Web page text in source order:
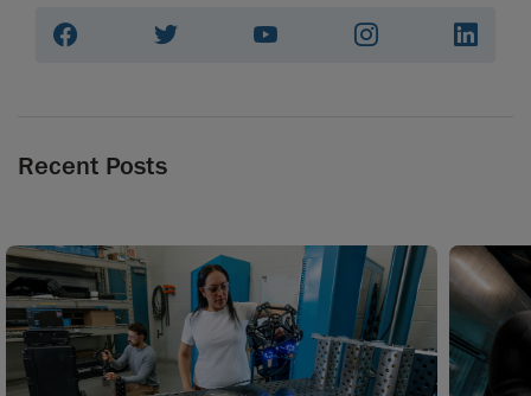
Recent Posts